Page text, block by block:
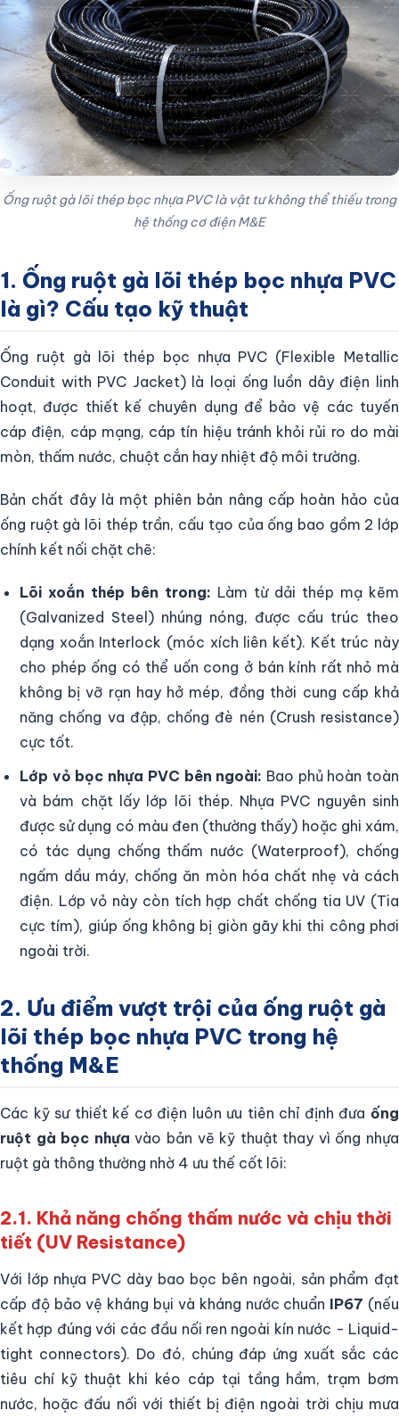
Ống ruột gà lõi thép bọc nhựa PVC là vật tư không thể thiếu trong
hệ thống cơ điện M&E
1. Ống ruột gà lõi thép bọc nhựa PVC
là gì? Cấu tạo kỹ thuật
Ống ruột gà lõi thép bọc nhựa PVC (Flexible Metallic
Conduit with PVC Jacket) là loại ống luồn dây điện linh
hoạt, được thiết kế chuyên dụng để bảo vệ các tuyến
cáp điện, cáp mạng, cáp tín hiệu tránh khỏi rủi ro do mài
mòn, thấm nước, chuột cắn hay nhiệt độ môi trường.
Bản chất đây là một phiên bản nâng cấp hoàn hảo của
ống ruột gà lõi thép trần, cấu tạo của ống bao gồm 2 lớp
chính kết nối chặt chẽ:
Lõi xoắn thép bên trong: Làm từ dải thép mạ kẽm
(Galvanized Steel) nhúng nóng, được cấu trúc theo
dạng xoắn Interlock (móc xích liên kết). Kết trúc này
cho phép ống có thể uốn cong ở bán kính rất nhỏ mà
không bị vỡ rạn hay hở mép, đồng thời cung cấp khả
năng chống va đập, chống đè nén (Crush resistance)
cực tốt.
Lớp vỏ bọc nhựa PVC bên ngoài: Bao phủ hoàn toàn
và bám chặt lấy lớp lõi thép. Nhựa PVC nguyên sinh
được sử dụng có màu đen (thường thấy) hoặc ghi xám,
có tác dụng chống thấm nước (Waterproof), chống
ngấm dầu máy, chống ăn mòn hóa chất nhẹ và cách
điện. Lớp vỏ này còn tích hợp chất chống tia UV (Tia
cực tím), giúp ống không bị giòn gãy khi thi công phơi
ngoài trời.
2. Ưu điểm vượt trội của ống ruột gà
lõi thép bọc nhựa PVC trong hệ
thống M&E
Các kỹ sư thiết kế cơ điện luôn ưu tiên chỉ định đưa ống
ruột gà bọc nhựa vào bản vẽ kỹ thuật thay vì ống nhựa
ruột gà thông thường nhờ 4 ưu thế cốt lõi:
2.1. Khả năng chống thấm nước và chịu thời
tiết (UV Resistance)
Với lớp nhựa PVC dày bao bọc bên ngoài, sản phẩm đạt
cấp độ bảo vệ kháng bụi và kháng nước chuẩn IP67 (nếu
kết hợp đúng với các đầu nối ren ngoài kín nước - Liquid-
tight connectors). Do đó, chúng đáp ứng xuất sắc các
tiêu chí kỹ thuật khi kéo cáp tại tầng hầm, trạm bơm
nước, hoặc đấu nối với thiết bị điện ngoài trời chịu mưa